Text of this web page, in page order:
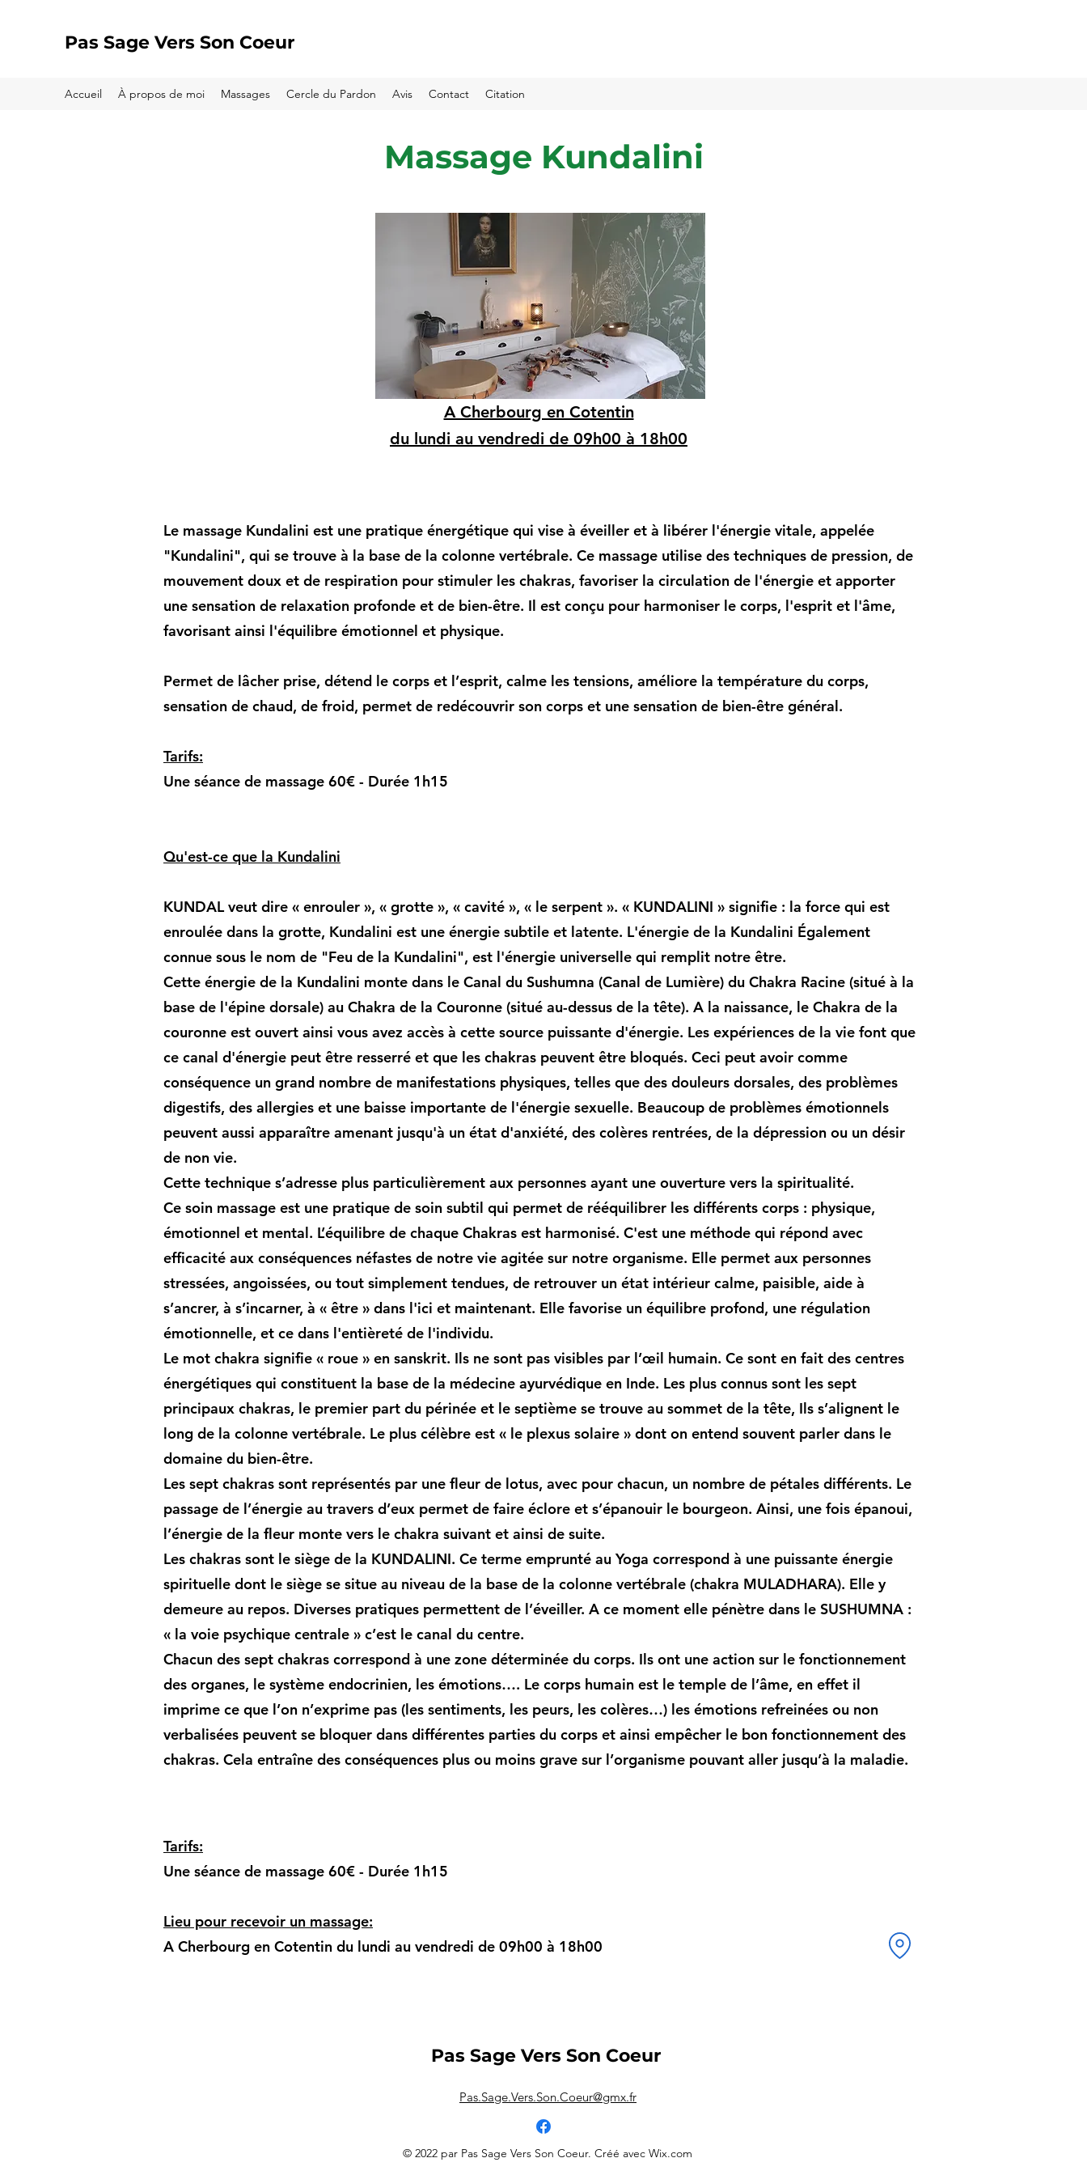
Pas Sage Vers Son Coeur
Accueil À propos de moi Massages Cercle du Pardon Avis Contact Citation
Massage Kundalini
A Cherbourg en Cotentin
du lundi au vendredi de 09h00 à 18h00
Le massage Kundalini est une pratique énergétique qui vise à éveiller et à libérer l'énergie vitale, appelée
"Kundalini", qui se trouve à la base de la colonne vertébrale. Ce massage utilise des techniques de pression, de
mouvement doux et de respiration pour stimuler les chakras, favoriser la circulation de l'énergie et apporter
une sensation de relaxation profonde et de bien-être. Il est conçu pour harmoniser le corps, l'esprit et l'âme,
favorisant ainsi l'équilibre émotionnel et physique.
Permet de lâcher prise, détend le corps et l’esprit, calme les tensions, améliore la température du corps,
sensation de chaud, de froid, permet de redécouvrir son corps et une sensation de bien-être général.
Tarifs:
Une séance de massage 60€ - Durée 1h15
Qu'est-ce que la Kundalini
KUNDAL veut dire « enrouler », « grotte », « cavité », « le serpent ». « KUNDALINI » signifie : la force qui est
enroulée dans la grotte, Kundalini est une énergie subtile et latente. L'énergie de la Kundalini Également
connue sous le nom de "Feu de la Kundalini", est l'énergie universelle qui remplit notre être.
Cette énergie de la Kundalini monte dans le Canal du Sushumna (Canal de Lumière) du Chakra Racine (situé à la
base de l'épine dorsale) au Chakra de la Couronne (situé au-dessus de la tête). A la naissance, le Chakra de la
couronne est ouvert ainsi vous avez accès à cette source puissante d'énergie. Les expériences de la vie font que
ce canal d'énergie peut être resserré et que les chakras peuvent être bloqués. Ceci peut avoir comme
conséquence un grand nombre de manifestations physiques, telles que des douleurs dorsales, des problèmes
digestifs, des allergies et une baisse importante de l'énergie sexuelle. Beaucoup de problèmes émotionnels
peuvent aussi apparaître amenant jusqu'à un état d'anxiété, des colères rentrées, de la dépression ou un désir
de non vie.
Cette technique s’adresse plus particulièrement aux personnes ayant une ouverture vers la spiritualité.
Ce soin massage est une pratique de soin subtil qui permet de rééquilibrer les différents corps : physique,
émotionnel et mental. L’équilibre de chaque Chakras est harmonisé. C'est une méthode qui répond avec
efficacité aux conséquences néfastes de notre vie agitée sur notre organisme. Elle permet aux personnes
stressées, angoissées, ou tout simplement tendues, de retrouver un état intérieur calme, paisible, aide à
s’ancrer, à s’incarner, à « être » dans l'ici et maintenant. Elle favorise un équilibre profond, une régulation
émotionnelle, et ce dans l'entièreté de l'individu.
Le mot chakra signifie « roue » en sanskrit. Ils ne sont pas visibles par l’œil humain. Ce sont en fait des centres
énergétiques qui constituent la base de la médecine ayurvédique en Inde. Les plus connus sont les sept
principaux chakras, le premier part du périnée et le septième se trouve au sommet de la tête, Ils s’alignent le
long de la colonne vertébrale. Le plus célèbre est « le plexus solaire » dont on entend souvent parler dans le
domaine du bien-être.
Les sept chakras sont représentés par une fleur de lotus, avec pour chacun, un nombre de pétales différents. Le
passage de l’énergie au travers d’eux permet de faire éclore et s’épanouir le bourgeon. Ainsi, une fois épanoui,
l’énergie de la fleur monte vers le chakra suivant et ainsi de suite.
Les chakras sont le siège de la KUNDALINI. Ce terme emprunté au Yoga correspond à une puissante énergie
spirituelle dont le siège se situe au niveau de la base de la colonne vertébrale (chakra MULADHARA). Elle y
demeure au repos. Diverses pratiques permettent de l’éveiller. A ce moment elle pénètre dans le SUSHUMNA :
« la voie psychique centrale » c’est le canal du centre.
Chacun des sept chakras correspond à une zone déterminée du corps. Ils ont une action sur le fonctionnement
des organes, le système endocrinien, les émotions…. Le corps humain est le temple de l’âme, en effet il
imprime ce que l’on n’exprime pas (les sentiments, les peurs, les colères…) les émotions refreinées ou non
verbalisées peuvent se bloquer dans différentes parties du corps et ainsi empêcher le bon fonctionnement des
chakras. Cela entraîne des conséquences plus ou moins grave sur l’organisme pouvant aller jusqu’à la maladie.
Tarifs:
Une séance de massage 60€ - Durée 1h15
Lieu pour recevoir un massage:
A Cherbourg en Cotentin du lundi au vendredi de 09h00 à 18h00
Pas Sage Vers Son Coeur
Pas.Sage.Vers.Son.Coeur@gmx.fr
© 2022 par Pas Sage Vers Son Coeur. Créé avec Wix.com